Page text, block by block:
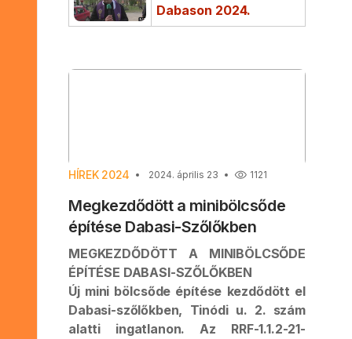
Dabason 2024.
HÍREK 2024 2024. április 23 1121
Megkezdődött a minibölcsőde
építése Dabasi-Szőlőkben
MEGKEZDŐDÖTT A MINIBÖLCSŐDE
ÉPÍTÉSE DABASI-SZŐLŐKBEN
Új mini bölcsőde építése kezdődött el
Dabasi-szőlőkben, Tinódi u. 2. szám
alatti ingatlanon. Az RRF-1.1.2-21-